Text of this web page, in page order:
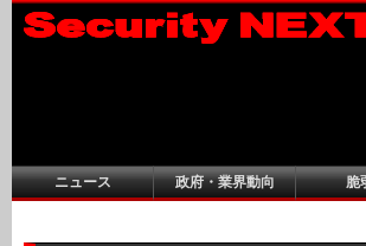
ニュース 政府・業界動向 脆